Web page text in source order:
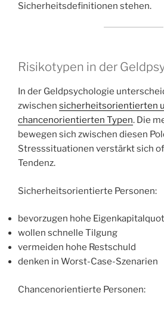
Sicherheitsdefinitionen stehen.
Risikotypen in der
In der Geldpsychologie
zwischen sicherheitsorientierten
chancenorientierten Typen. Die
bewegen sich zwischen diesen
Stresssituationen verstärkt sich
Tendenz.
Sicherheitsorientierte Personen:
bevorzugen hohe
wollen schnelle Tilgung
vermeiden hohe Restschuld
denken in Worst-Case-Szenarien
Chancenorientierte Personen: